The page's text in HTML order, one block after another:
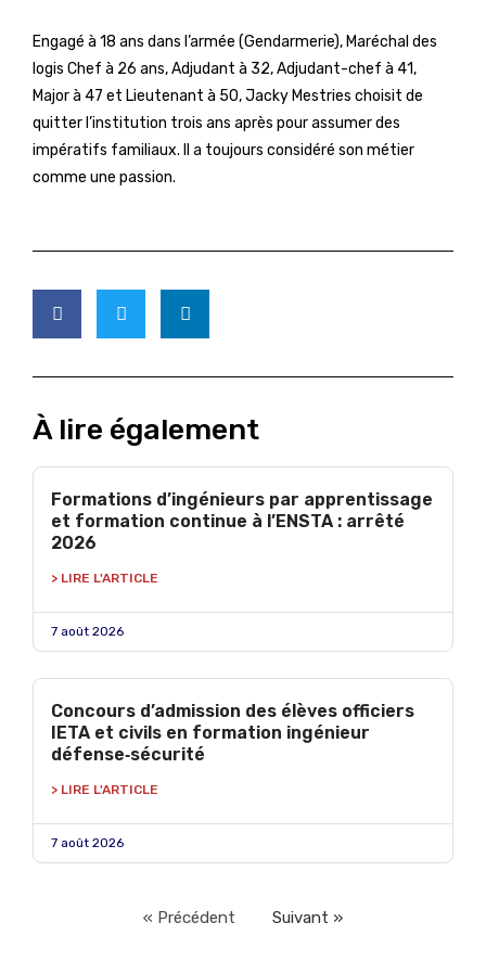
Engagé à 18 ans dans l’armée (Gendarmerie), Maréchal des
logis Chef à 26 ans, Adjudant à 32, Adjudant-chef à 41,
Major à 47 et Lieutenant à 50, Jacky Mestries choisit de
quitter l’institution trois ans après pour assumer des
impératifs familiaux. Il a toujours considéré son métier
comme une passion.
À lire également
Formations d’ingénieurs par apprentissage
et formation continue à l’ENSTA : arrêté
2026
> LIRE L'ARTICLE
7 août 2026
Concours d’admission des élèves officiers
IETA et civils en formation ingénieur
défense‑sécurité
> LIRE L'ARTICLE
7 août 2026
« Précédent Suivant »